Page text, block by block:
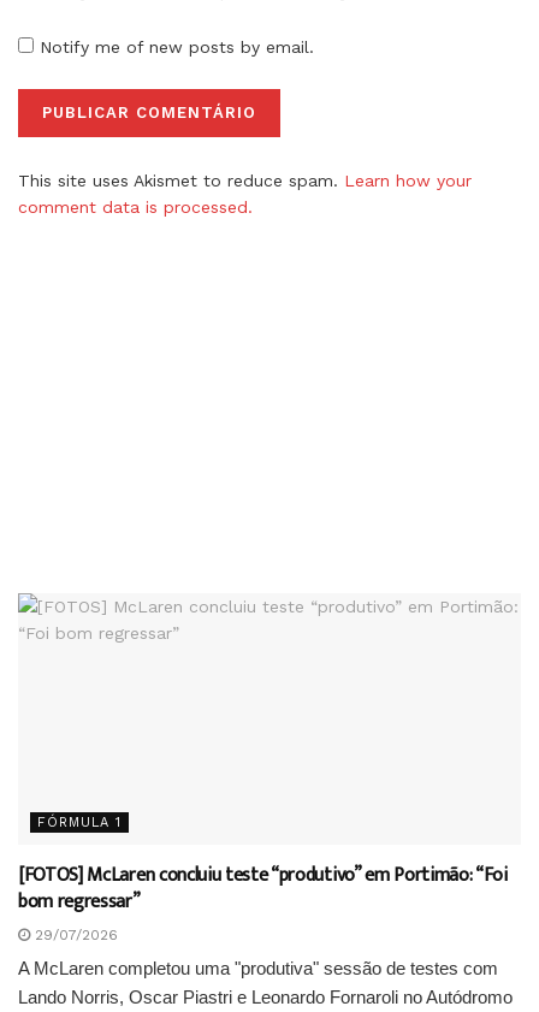
Notify me of new posts by email.
This site uses Akismet to reduce spam. Learn how your
comment data is processed.
FÓRMULA 1
[FOTOS] McLaren concluiu teste “produtivo” em Portimão: “Foi
bom regressar”
29/07/2026
A McLaren completou uma "produtiva" sessão de testes com
Lando Norris, Oscar Piastri e Leonardo Fornaroli no Autódromo